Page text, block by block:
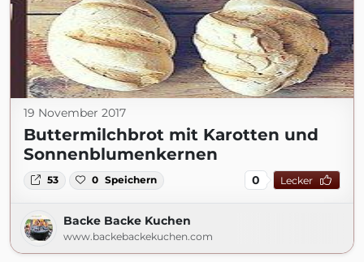
19 November 2017
Buttermilchbrot mit Karotten und
Sonnenblumenkernen
53 0 Speichern 0 Lecker
Backe Backe Kuchen
www.backebackekuchen.com